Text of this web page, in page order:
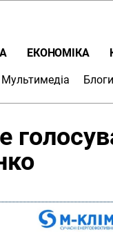
ЕКОНОМІКА
Мультимедіа Блоги